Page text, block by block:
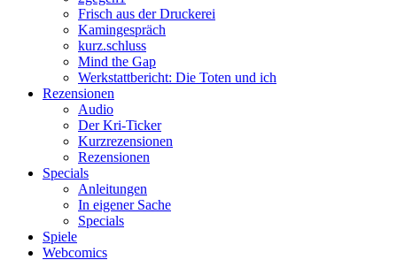
Frisch aus der Druckerei
Kamingespräch
kurz.schluss
Mind the Gap
Werkstattbericht: Die Toten und ich
Rezensionen
Audio
Der Kri-Ticker
Kurzrezensionen
Rezensionen
Specials
Anleitungen
In eigener Sache
Specials
Spiele
Webcomics